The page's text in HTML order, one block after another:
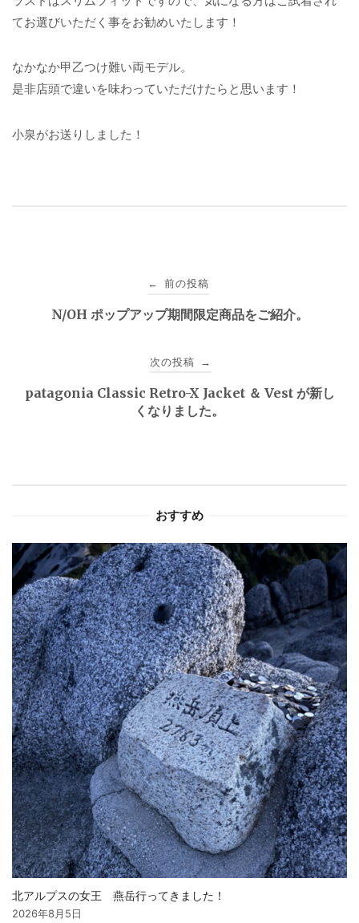
てお選びいただく事をお勧めいたします！
なかなか甲乙つけ難い両モデル。
是非店頭で違いを味わっていただけたらと思います！
小泉がお送りしました！
ゲ
← 前の投稿
N/OH ポップアップ期間限定商品をご紹介。
次の投稿 →
patagonia Classic Retro-X Jacket ＆ Vest が新し
くなりました。
おすすめ
北アルプスの女王 燕岳行ってきました！
2026年8月5日